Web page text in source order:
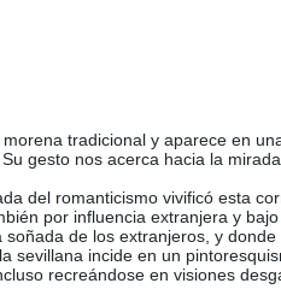
tradicional y aparece en
gesto nos acerca hacia la
del romanticismo vivificó esta
por influencia extranjera y
de los extranjeros, y
incide en un
recreándose en visiones